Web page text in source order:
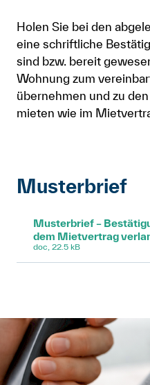
Holen Sie bei den
eine schriftliche
sind bzw. bereit
Wohnung zum
übernehmen und zu
mieten wie im
Musterbrief
Musterbrief –
dem Mietvertrag
doc, 22.5 kB